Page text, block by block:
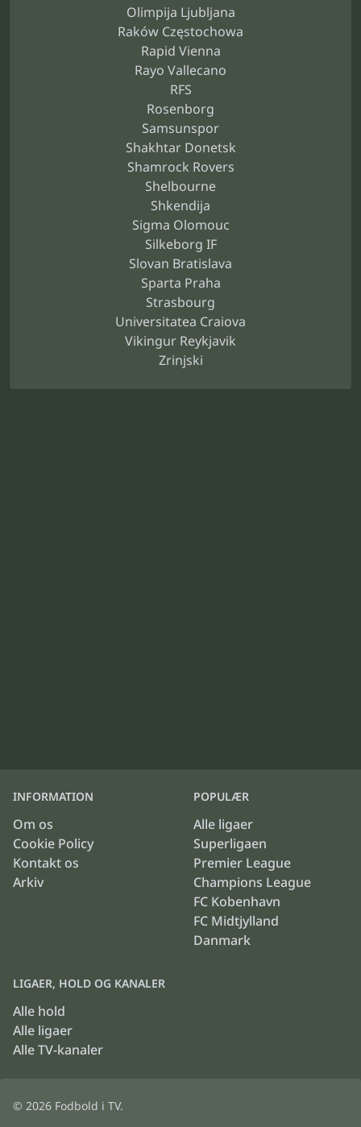
Olimpija Ljubljana
Raków Częstochowa
Rapid Vienna
Rayo Vallecano
RFS
Rosenborg
Samsunspor
Shakhtar Donetsk
Shamrock Rovers
Shelbourne
Shkendija
Sigma Olomouc
Silkeborg IF
Slovan Bratislava
Sparta Praha
Strasbourg
Universitatea Craiova
Vikingur Reykjavik
Zrinjski
INFORMATION
Om os
Cookie Policy
Kontakt os
Arkiv
POPULÆR
Alle ligaer
Superligaen
Premier League
Champions League
FC Kobenhavn
FC Midtjylland
Danmark
LIGAER, HOLD OG KANALER
Alle hold
Alle ligaer
Alle TV-kanaler
© 2026 Fodbold i TV.